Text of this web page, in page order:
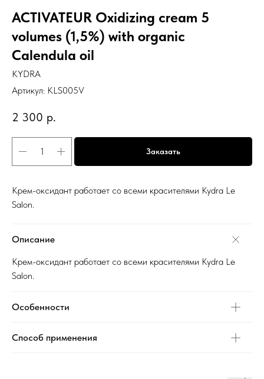
ACTIVATEUR Oxidizing cream 5
volumes (1,5%) with organic
Calendula oil
KYDRA
Артикул: KLS005V
2 300 р.
Заказать
Крем-оксидант работает со всеми красителями Kydra Le
Salon.
Описание
Крем-оксидант работает со всеми красителями Kydra Le
Salon.
Особенности
Способ применения